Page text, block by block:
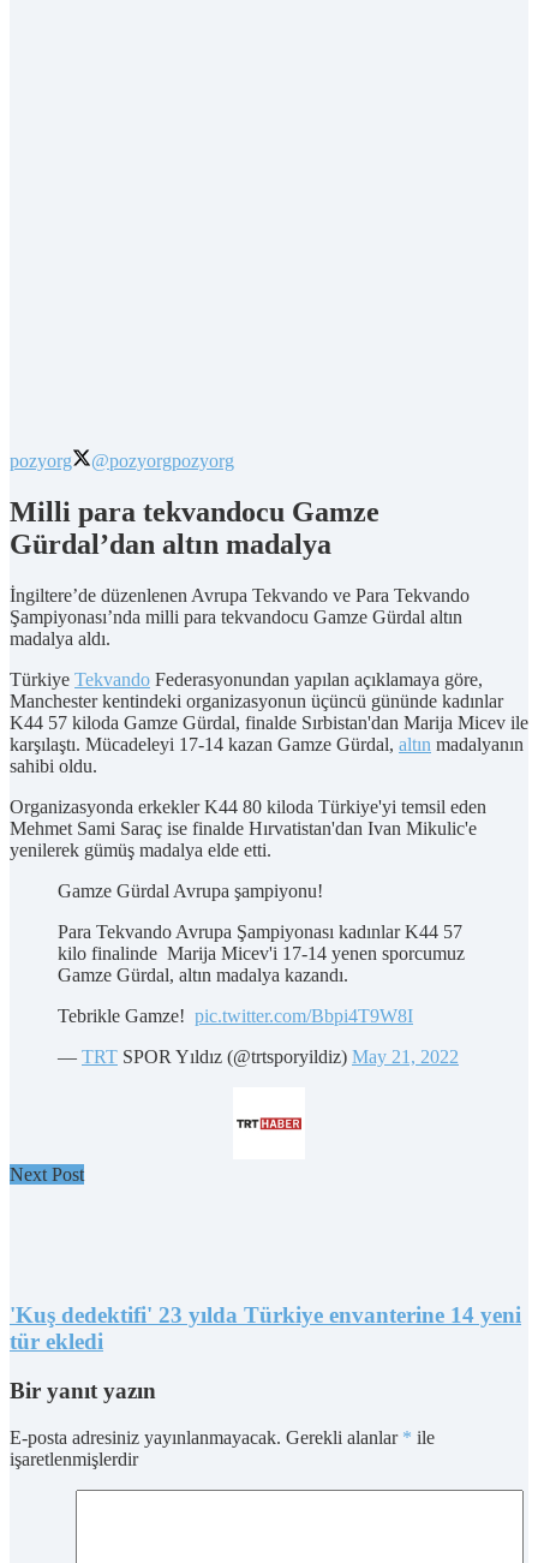
pozyorg @pozyorgpozyorg
Milli para tekvandocu Gamze
Gürdal’dan altın madalya
İngiltere’de düzenlenen Avrupa Tekvando ve Para Tekvando
Şampiyonası’nda milli para tekvandocu Gamze Gürdal altın
madalya aldı.
Türkiye Tekvando Federasyonundan yapılan açıklamaya göre,
Manchester kentindeki organizasyonun üçüncü gününde kadınlar
K44 57 kiloda Gamze Gürdal, finalde Sırbistan'dan Marija Micev ile
karşılaştı. Mücadeleyi 17-14 kazan Gamze Gürdal, altın madalyanın
sahibi oldu.
Organizasyonda erkekler K44 80 kiloda Türkiye'yi temsil eden
Mehmet Sami Saraç ise finalde Hırvatistan'dan Ivan Mikulic'e
yenilerek gümüş madalya elde etti.
Gamze Gürdal Avrupa şampiyonu!
Para Tekvando Avrupa Şampiyonası kadınlar K44 57
kilo finalinde Marija Micev'i 17-14 yenen sporcumuz
Gamze Gürdal, altın madalya kazandı.
Tebrikle Gamze! pic.twitter.com/Bbpi4T9W8I
— TRT SPOR Yıldız (@trtsporyildiz) May 21, 2022
Next Post
'Kuş dedektifi' 23 yılda Türkiye envanterine 14 yeni
tür ekledi
Bir yanıt yazın
E-posta adresiniz yayınlanmayacak. Gerekli alanlar * ile
işaretlenmişlerdir